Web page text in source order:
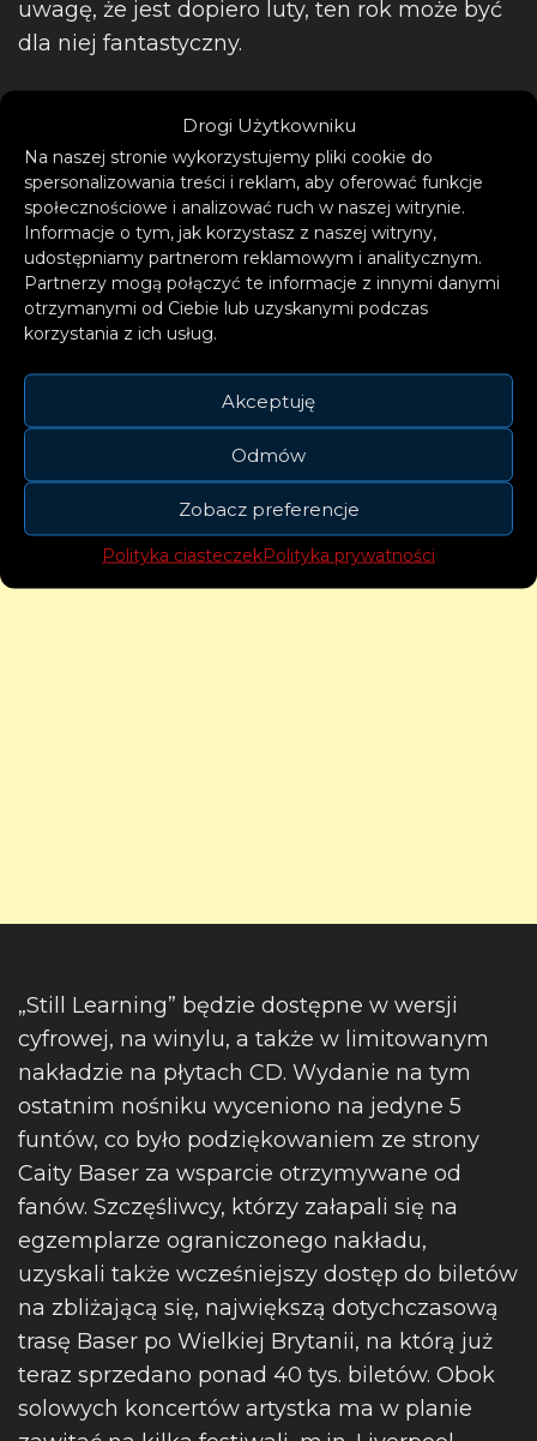
Drogi Użytkowniku
Na naszej stronie wykorzystujemy pliki cookie do
spersonalizowania treści i reklam, aby oferować funkcje
społecznościowe i analizować ruch w naszej witrynie.
Informacje o tym, jak korzystasz z naszej witryny,
udostępniamy partnerom reklamowym i analitycznym.
Partnerzy mogą połączyć te informacje z innymi danymi
otrzymanymi od Ciebie lub uzyskanymi podczas
korzystania z ich usług.
Akceptuję
Odmów
Zobacz preferencje
Polityka ciasteczekPolityka prywatności
uwagę, że jest dopiero luty, ten rok może być
dla niej fantastyczny.
Learning” ujrzy światło dzienne 12 marca.
Obok „I’m A Problem” znajdą się na nim
znane już hity – „Friendly Sex”, „X&Y” czy
„Pretty Boys”, które było pierwszą piosenką
Caity notowaną na brytyjskiej liście Top 30.
„Still Learning” będzie dostępne w wersji
cyfrowej, na winylu, a także w limitowanym
nakładzie na płytach CD. Wydanie na tym
ostatnim nośniku wyceniono na jedyne 5
funtów, co było podziękowaniem ze strony
Caity Baser za wsparcie otrzymywane od
fanów. Szczęśliwcy, którzy załapali się na
egzemplarze ograniczonego nakładu,
uzyskali także wcześniejszy dostęp do biletów
na zbliżającą się, największą dotychczasową
trasę Baser po Wielkiej Brytanii, na którą już
teraz sprzedano ponad 40 tys. biletów. Obok
solowych koncertów artystka ma w planie